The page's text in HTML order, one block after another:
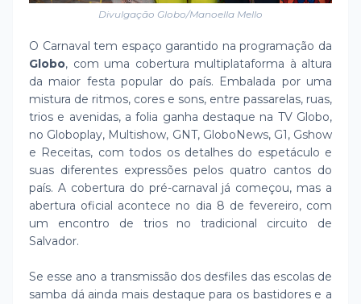
Divulgação Globo/Manoella Mello
O Carnaval tem espaço garantido na programação da
Globo, com uma cobertura multiplataforma à altura
da maior festa popular do país. Embalada por uma
mistura de ritmos, cores e sons, entre passarelas, ruas,
trios e avenidas, a folia ganha destaque na TV Globo,
no Globoplay, Multishow, GNT, GloboNews, G1, Gshow
e Receitas, com todos os detalhes do espetáculo e
suas diferentes expressões pelos quatro cantos do
país. A cobertura do pré-carnaval já começou, mas a
abertura oficial acontece no dia 8 de fevereiro, com
um encontro de trios no tradicional circuito de
Salvador.
Se esse ano a transmissão dos desfiles das escolas de
samba dá ainda mais destaque para os bastidores e a